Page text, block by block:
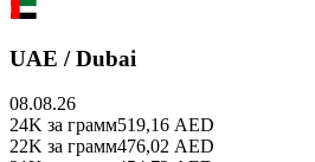
UAE / Dubai
08.08.26
24K за грамм519,16 AED
22K за грамм476,02 AED